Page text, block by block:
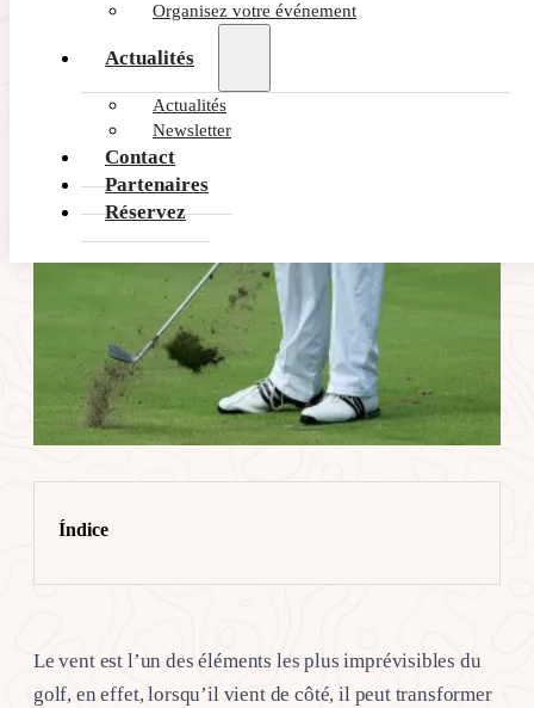
Organisez votre événement
Actualités
Actualités
Newsletter
Contact
Partenaires
Réservez
Índice
Le vent est l’un des éléments les plus imprévisibles du
golf, en effet, lorsqu’il vient de côté, il peut transformer